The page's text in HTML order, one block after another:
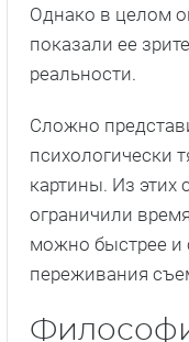
Однако в целом
показали ее
реальности.
Сложно
психологически
картины. Из этих
ограничили
можно быстрее и
переживания